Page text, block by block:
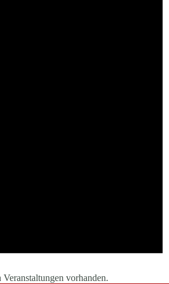
vorhanden.